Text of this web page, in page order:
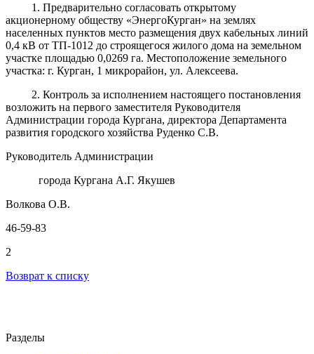
1. Предварительно согласовать открытому
акционерному обществу «ЭнергоКурган» на землях
населенных пунктов место размещения двух кабельных линий
0,4 кВ от ТП-1012 до строящегося жилого дома на земельном
участке площадью 0,0269 га. Местоположение земельного
участка: г. Курган, 1 микрорайон, ул. Алексеева.
2. Контроль за исполнением настоящего постановления
возложить на первого заместителя Руководителя
Администрации города Кургана, директора Департамента
развития городского хозяйства Руденко С.В.
Руководитель Администрации
города Кургана А.Г. Якушев
Волкова О.В.
46-59-83
2
Возврат к списку
Разделы